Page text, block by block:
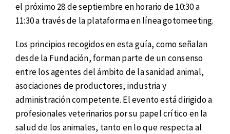
el próximo 28 de septiembre en horario de 10:30 a
11:30 a través de la plataforma en línea gotomeeting.
Los principios recogidos en esta guía, como señalan
desde la Fundación, forman parte de un consenso
entre los agentes del ámbito de la sanidad animal,
asociaciones de productores, industria y
administración competente. El evento está dirigido a
profesionales veterinarios por su papel crítico en la
salud de los animales, tanto en lo que respecta al